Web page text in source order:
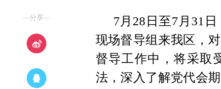
—分享—
7月28日至7月31
现场督导组来我区，
督导工作中，将采取
法，深入了解党代会